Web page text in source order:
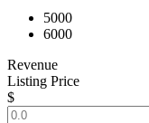
5000
6000
Revenue
Listing Price
$